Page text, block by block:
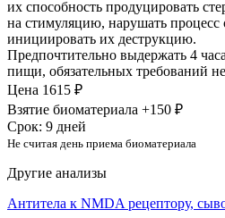
их способность продуцировать
на стимуляцию, нарушать процесс
инициировать их деструкцию.
Предпочтительно выдержать 4
пищи, обязательных требований
Цена 1615 ₽
Взятие биоматериала +150 ₽
Срок: 9 дней
Не считая день приема биоматериала
Другие анализы
Антитела к NMDA рецептору,